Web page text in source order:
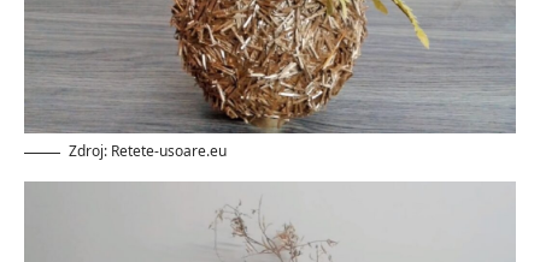
Zdroj: Retete-usoare.eu